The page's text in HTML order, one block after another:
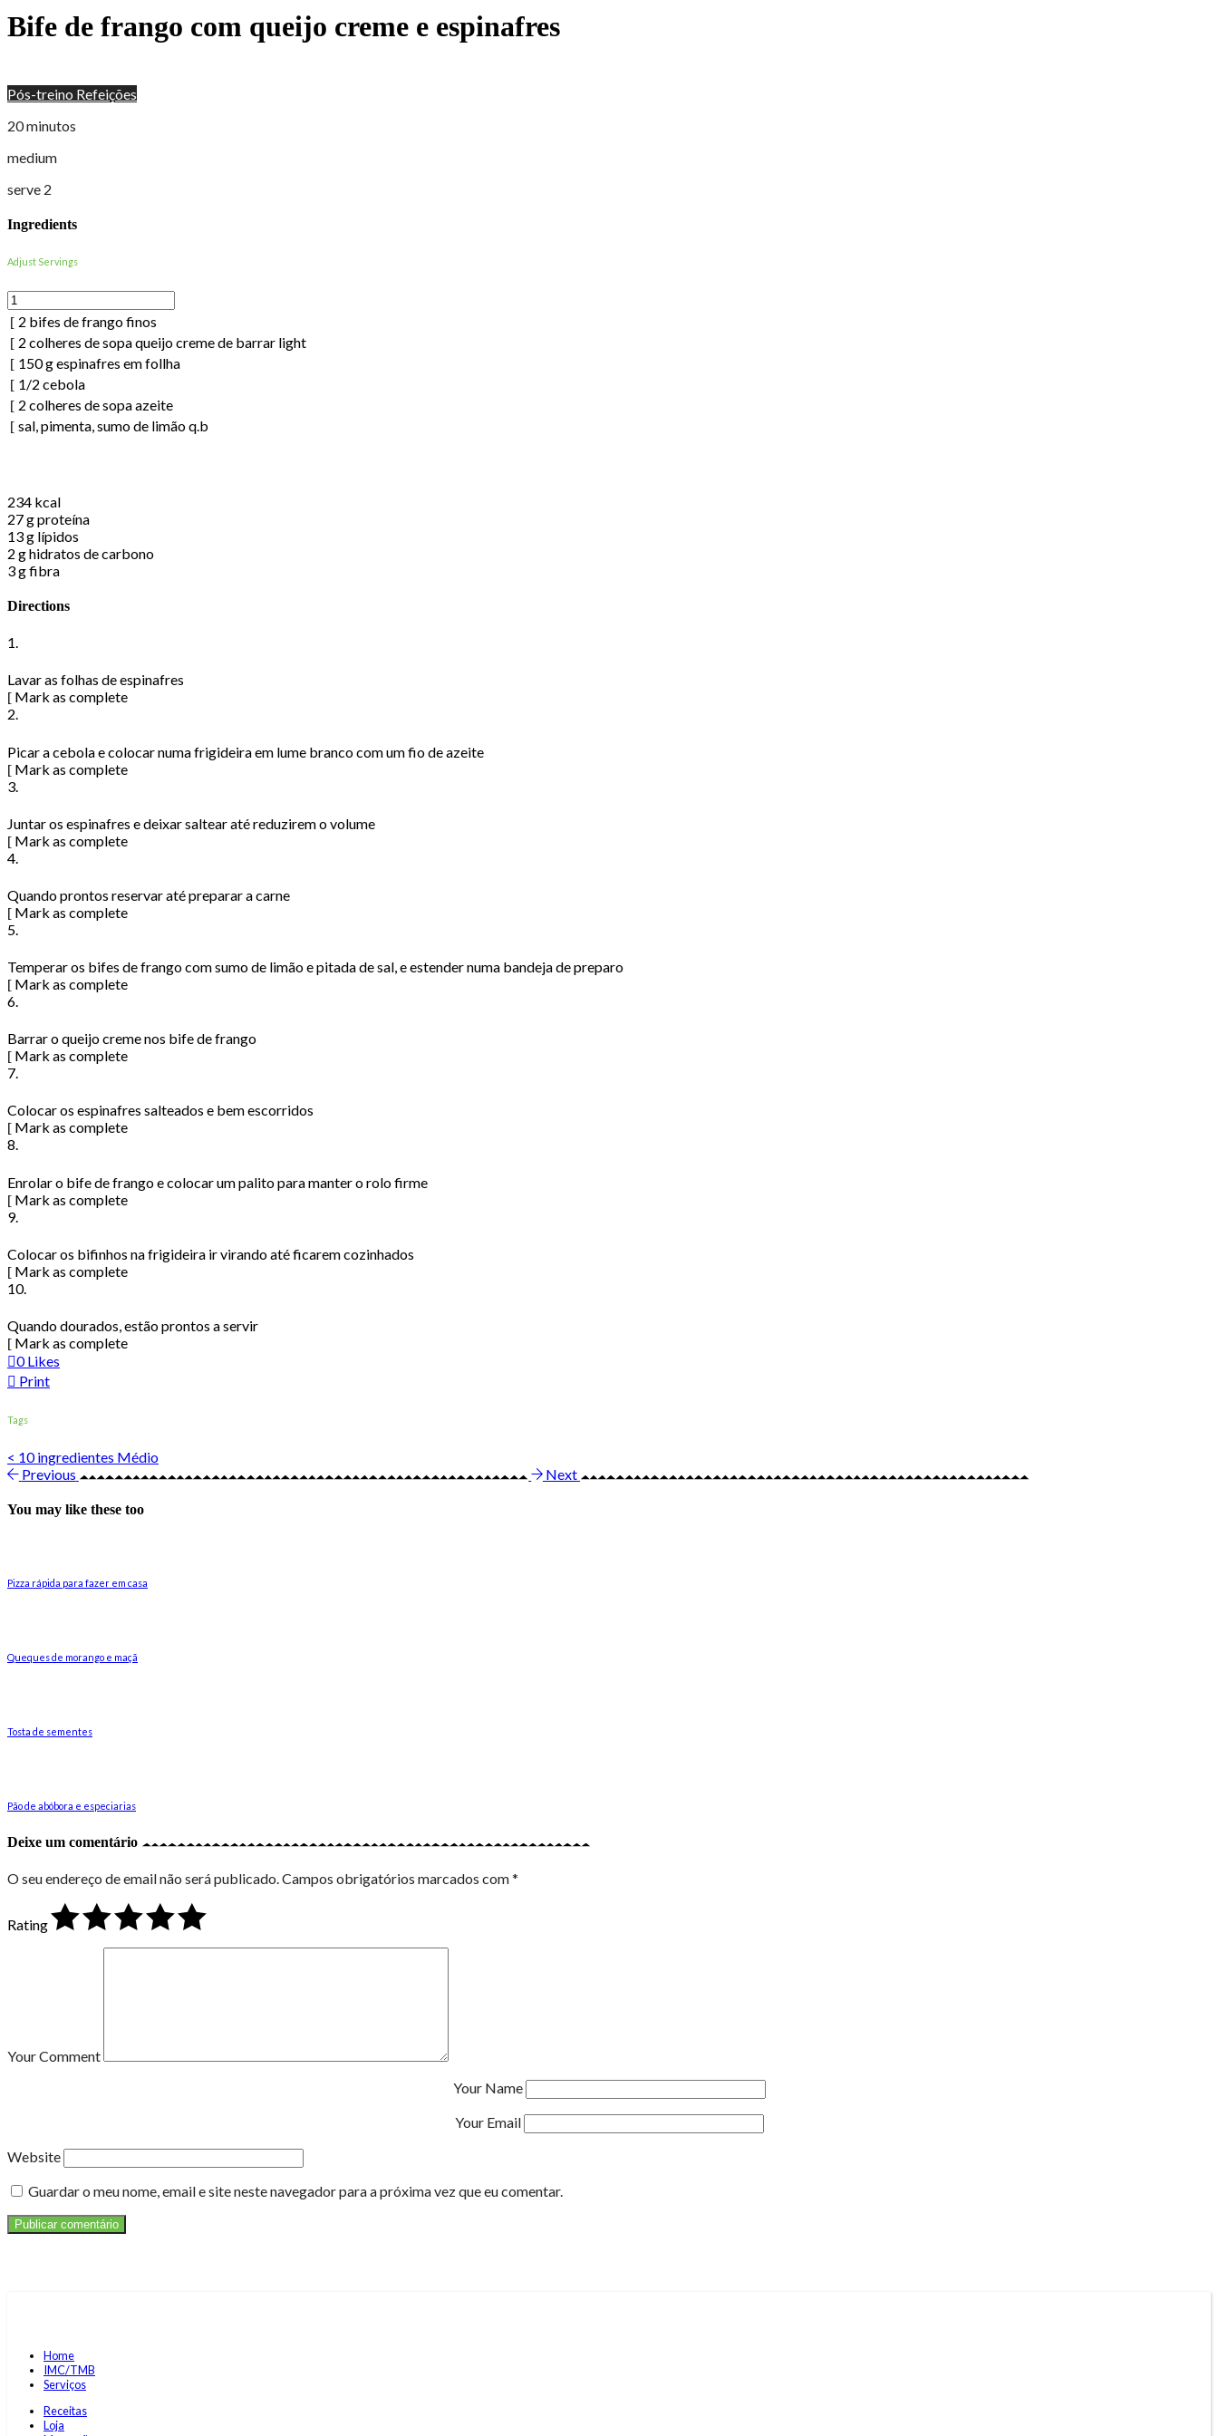
Bife de frango com queijo creme e espinafres
Pós-treino Refeições
20 minutos
medium
serve 2
Ingredients
Adjust Servings
2 bifes de frango finos
2 colheres de sopaqueijo creme de barrar light
150gespinafres em follha
1/2 cebola
2 colheres de sopaazeite
sal, pimenta, sumo de limão q.b
234 kcal
27 gproteína
13 g lípidos
2 ghidratos de carbono
3 gfibra
Directions
1.
Lavar as folhas de espinafres
Mark as complete
2.
Picar a cebola e colocar numa frigideira em lume branco com um fio de azeite
Mark as complete
3.
Juntar os espinafres e deixar saltear até reduzirem o volume
Mark as complete
4.
Quando prontos reservar até preparar a carne
Mark as complete
5.
Temperar os bifes de frango com sumo de limão e pitada de sal, e estender numa bandeja de preparo
Mark as complete
6.
Barrar o queijo creme nos bife de frango
Mark as complete
7.
Colocar os espinafres salteados e bem escorridos
Mark as complete
8.
Enrolar o bife de frango e colocar um palito para manter o rolo firme
Mark as complete
9.
Colocar os bifinhos na frigideira ir virando até ficarem cozinhados
Mark as complete
10.
Quando dourados, estão prontos a servir
Mark as complete
0Likes
Print
Tags
< 10 ingredientes Médio
Previous
Next
You may like these too
Pizza rápida para fazer em casa
Queques de morango e maçã
Tosta de sementes
Pão de abóbora e especiarias
Deixe um comentário
O seu endereço de email não será publicado.Campos obrigatórios marcados com*
Rating
Your Comment
Your Name
Your Email
Website
Guardar o meu nome, email e site neste navegador para a próxima vez que eu comentar.
Publicar comentário
Home
IMC/TMB
Serviços
Receitas
Loja